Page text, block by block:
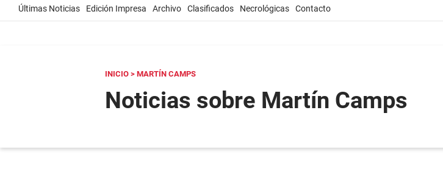
Últimas Noticias Edición Impresa Archivo Clasificados Necrológicas Contacto
INICIO > MARTÍN CAMPS
Noticias sobre Martín Camps